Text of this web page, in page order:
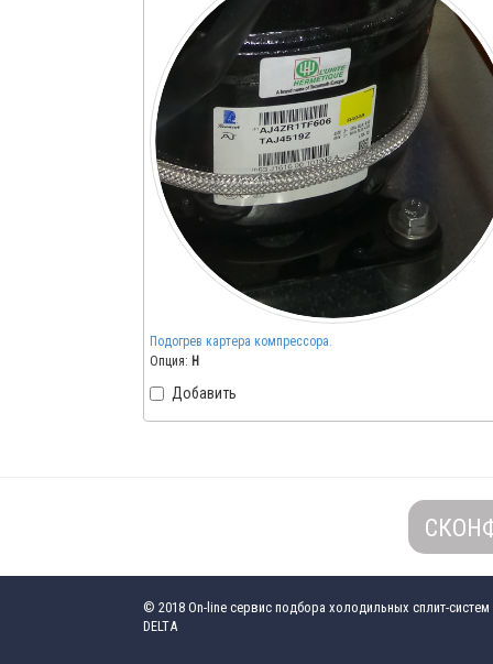
Подогрев картера компрессора.
Опция: H
Добавить
© 2018 On-line сервис подбора холодильных сплит-систем
DELTA